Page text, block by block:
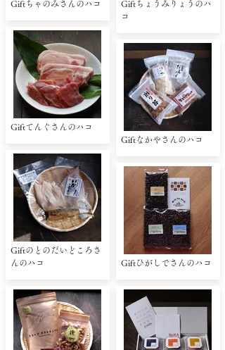
Giftちゃのみさんのハコ
Giftてんぐさんのハコ
Giftのとのだいどころさ
んのハコ
Giftちょうみりょうのハ
コ
Giftなかやさんのハコ
Giftひがしでさんのハコ